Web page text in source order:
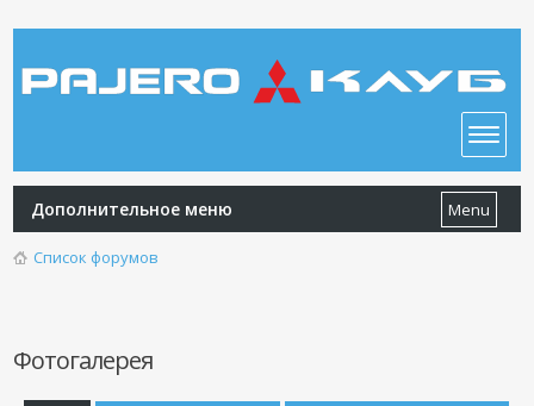
Дополнительное меню Menu
Список форумов
Фотогалерея